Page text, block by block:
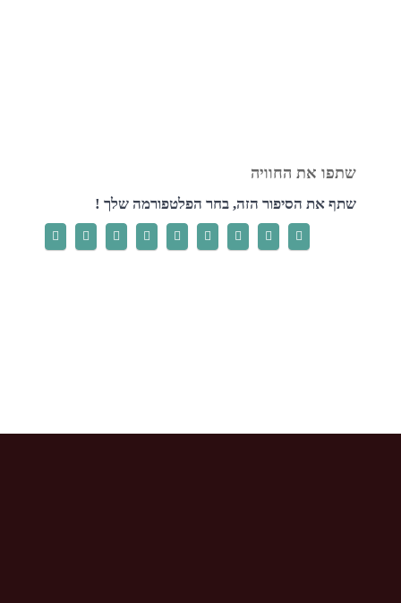
שתף את הסיפור הזה, בחר הפלטפורמה שלך !